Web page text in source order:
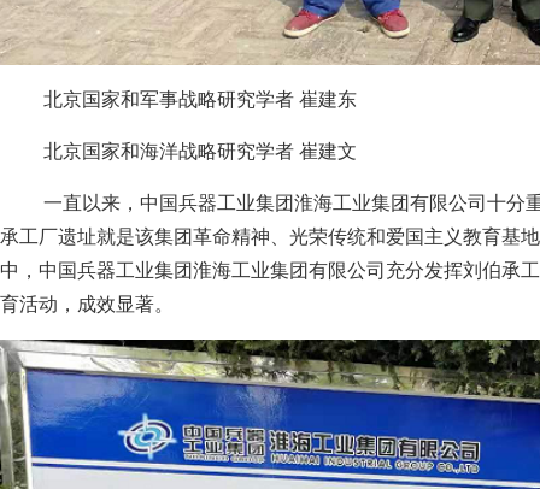
北京国家和军事战略研究学者 崔建东
北京国家和海洋战略研究学者 崔建文
一直以来，中国兵器工业集团淮海工业集团有限公司十分
承工厂遗址就是该集团革命精神、光荣传统和爱国主义教育基
中，中国兵器工业集团淮海工业集团有限公司充分发挥刘伯承
育活动，成效显著。